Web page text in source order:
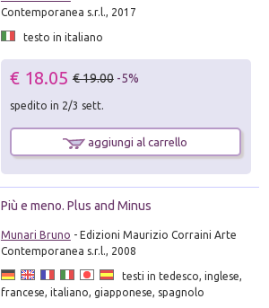
Contemporanea s.r.l., 2017
testo in italiano
€ 18.05 € 19.00 -5%
spedito in 2/3 sett.
aggiungi al carrello
Più e meno. Plus and Minus
Munari Bruno - Edizioni Maurizio Corraini Arte
Contemporanea s.r.l., 2008
testi in tedesco, inglese,
francese, italiano, giapponese, spagnolo